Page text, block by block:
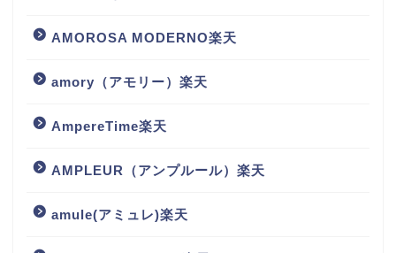
AMOROSA MODERNO楽天
amory（アモリー）楽天
AmpereTime楽天
AMPLEUR（アンプルール）楽天
amule(アミュレ)楽天